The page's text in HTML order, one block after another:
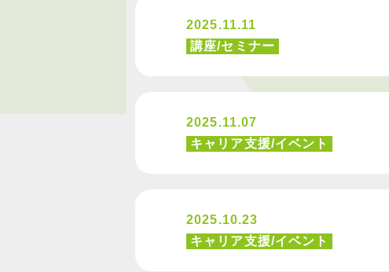
2025.11.11
講座/セミナー
2025.11.07
キャリア支援/イベント
2025.10.23
キャリア支援/イベント